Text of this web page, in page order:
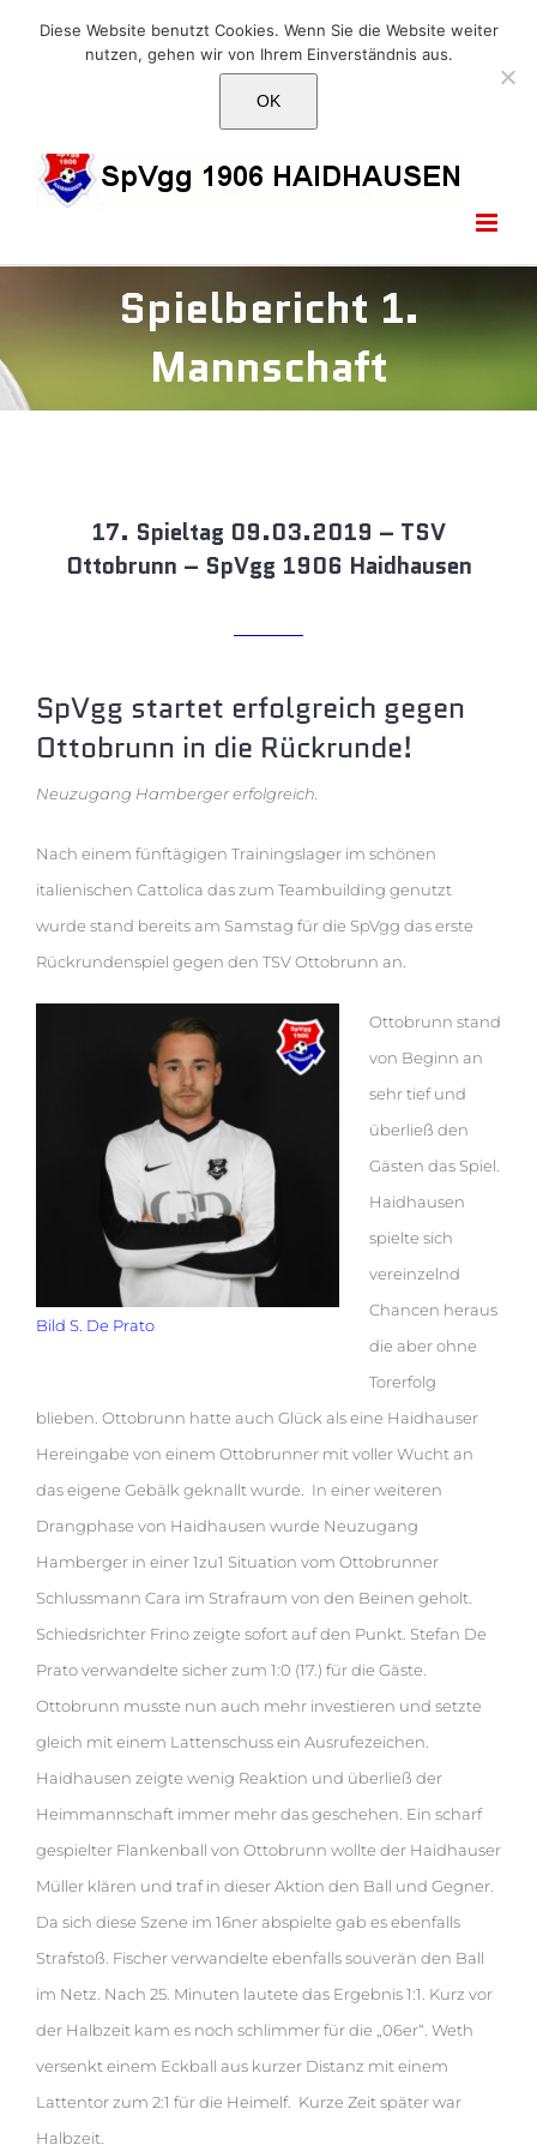
E-Mail: info@1906haidhausen.de
FacebookInstagram
E-
Spielbericht 1.
Mannschaft
17. Spieltag 09.03.2019 – TSV
Ottobrunn – SpVgg 1906 Haidhausen
SpVgg startet erfolgreich gegen
Ottobrunn in die Rückrunde!
Neuzugang Hamberger erfolgreich.
Nach einem fünftägigen Trainingslager im schönen
italienischen Cattolica das zum Teambuilding genutzt
wurde stand bereits am Samstag für die SpVgg das erste
Rückrundenspiel gegen den TSV Ottobrunn an.
Bild S. De Prato
Ottobrunn stand
von Beginn an
sehr tief und
überließ den
Gästen das Spiel.
Haidhausen
spielte sich
vereinzelnd
Chancen heraus
die aber ohne
Torerfolg
blieben. Ottobrunn hatte auch Glück als eine Haidhauser
Hereingabe von einem Ottobrunner mit voller Wucht an
das eigene Gebälk geknallt wurde. In einer weiteren
Drangphase von Haidhausen wurde Neuzugang
Hamberger in einer 1zu1 Situation vom Ottobrunner
Schlussmann Cara im Strafraum von den Beinen geholt.
Schiedsrichter Frino zeigte sofort auf den Punkt. Stefan De
Prato verwandelte sicher zum 1:0 (17.) für die Gäste.
Ottobrunn musste nun auch mehr investieren und setzte
gleich mit einem Lattenschuss ein Ausrufezeichen.
Haidhausen zeigte wenig Reaktion und überließ der
Heimmannschaft immer mehr das geschehen. Ein scharf
gespielter Flankenball von Ottobrunn wollte der Haidhauser
Müller klären und traf in dieser Aktion den Ball und Gegner.
Da sich diese Szene im 16ner abspielte gab es ebenfalls
Strafstoß. Fischer verwandelte ebenfalls souverän den Ball
im Netz. Nach 25. Minuten lautete das Ergebnis 1:1. Kurz vor
der Halbzeit kam es noch schlimmer für die „06er“. Weth
versenkt einem Eckball aus kurzer Distanz mit einem
Lattentor zum 2:1 für die Heimelf. Kurze Zeit später war
Halbzeit.
Diese Website benutzt Cookies. Wenn Sie die Website weiter
nutzen, gehen wir von Ihrem Einverständnis aus.
OK